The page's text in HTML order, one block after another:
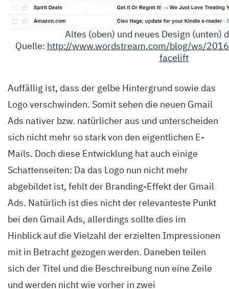
Altes (oben) und neues Design (unten)
Quelle: http://www.wordstream.com/blog/ws/
facelift
Auffällig ist, dass der gelbe Hintergrund sowie das
Logo verschwinden. Somit sehen die neuen Gmail
Ads nativer bzw. natürlicher aus und unterscheiden
sich nicht mehr so stark von den eigentlichen E-
Mails. Doch diese Entwicklung hat auch einige
Schattenseiten: Da das Logo nun nicht mehr
abgebildet ist, fehlt der Branding-Effekt der Gmail
Ads. Natürlich ist dies nicht der relevanteste Punkt
bei den Gmail Ads, allerdings sollte dies im
Hinblick auf die Vielzahl der erzielten Impressionen
mit in Betracht gezogen werden. Daneben teilen
sich der Titel und die Beschreibung nun eine Zeile
und werden nicht wie vorher in zwei